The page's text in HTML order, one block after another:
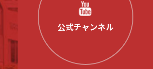
公式チャンネル